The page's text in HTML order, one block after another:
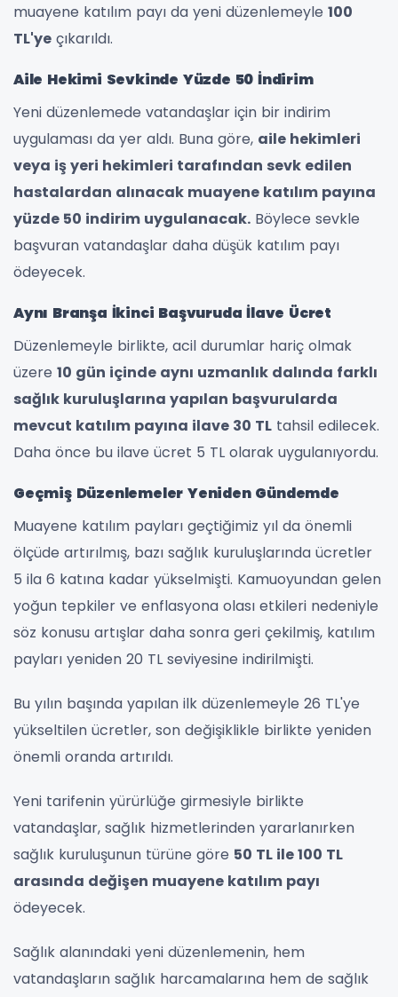
muayene katılım payı da yeni düzenlemeyle 100
TL'ye çıkarıldı.
Aile Hekimi Sevkinde Yüzde 50 İndirim
Yeni düzenlemede vatandaşlar için bir indirim
uygulaması da yer aldı. Buna göre, aile hekimleri
veya iş yeri hekimleri tarafından sevk edilen
hastalardan alınacak muayene katılım payına
yüzde 50 indirim uygulanacak. Böylece sevkle
başvuran vatandaşlar daha düşük katılım payı
ödeyecek.
Aynı Branşa İkinci Başvuruda İlave Ücret
Düzenlemeyle birlikte, acil durumlar hariç olmak
üzere 10 gün içinde aynı uzmanlık dalında farklı
sağlık kuruluşlarına yapılan başvurularda
mevcut katılım payına ilave 30 TL tahsil edilecek.
Daha önce bu ilave ücret 5 TL olarak uygulanıyordu.
Geçmiş Düzenlemeler Yeniden Gündemde
Muayene katılım payları geçtiğimiz yıl da önemli
ölçüde artırılmış, bazı sağlık kuruluşlarında ücretler
5 ila 6 katına kadar yükselmişti. Kamuoyundan gelen
yoğun tepkiler ve enflasyona olası etkileri nedeniyle
söz konusu artışlar daha sonra geri çekilmiş, katılım
payları yeniden 20 TL seviyesine indirilmişti.
Bu yılın başında yapılan ilk düzenlemeyle 26 TL'ye
yükseltilen ücretler, son değişiklikle birlikte yeniden
önemli oranda artırıldı.
Yeni tarifenin yürürlüğe girmesiyle birlikte
vatandaşlar, sağlık hizmetlerinden yararlanırken
sağlık kuruluşunun türüne göre 50 TL ile 100 TL
arasında değişen muayene katılım payı
ödeyecek.
Sağlık alanındaki yeni düzenlemenin, hem
vatandaşların sağlık harcamalarına hem de sağlık